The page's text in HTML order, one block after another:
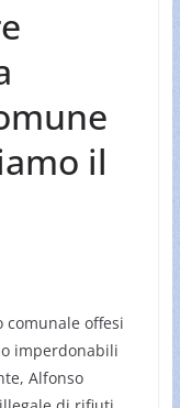
il
comunale offesi
imperdonabili
Alfonso